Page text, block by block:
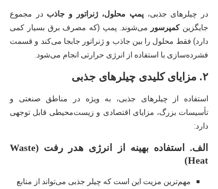
در چیلرهای جذبی،پمپ محلول، ژنراتور و جاذب در مجموع
جایگزینکمپرسورمی‌شوند. پمپ (که مصرف برق بسیار کمی
دارد) فقط محلول را بین جاذب و ژنراتور جابجا می‌کند و قسمت
فشرده‌سازی با استفاده از انرژی حرارتی انجام می‌شود.
۲. مزایای کلیدی چیلرهای جذبی
استفاده از چیلرهای جذبی، به ویژه در مناطق صنعتی و
تأسیسات بزرگ، مزایای اقتصادی و زیست‌محیطی قابل توجهی
دارد:
الف. استفاده بهینه از انرژی هدر رفت (Waste
Heat)
مهم‌ترین مزیت این است که چیلر جذبی می‌تواند از منابع